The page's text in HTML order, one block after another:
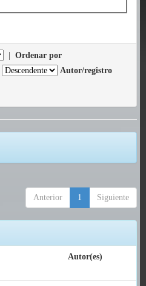
Ordenar por
Autor/registro
Anterior 1 Siguiente
Autor(es)